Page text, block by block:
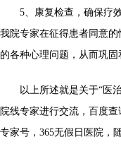
5、康复检查，确保疗效
我院专家在征得患者同意
的各种心理问题，从而巩固
以上所述就是关于“医治
院线专家进行交流，百度
专家号，365无假日医院，